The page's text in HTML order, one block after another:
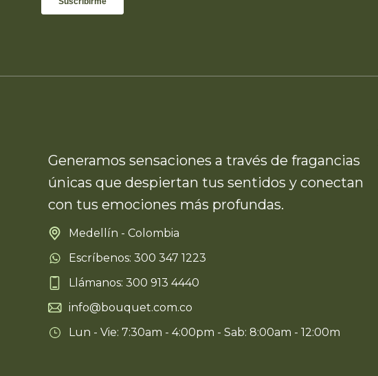
Generamos sensaciones a través de fragancias
únicas que despiertan tus sentidos y conectan
con tus emociones más profundas.
Medellín - Colombia
Escríbenos: 300 347 1223
Llámanos: 300 913 4440
info@bouquet.com.co
Lun - Vie: 7:30am - 4:00pm - Sab: 8:00am - 12:00m